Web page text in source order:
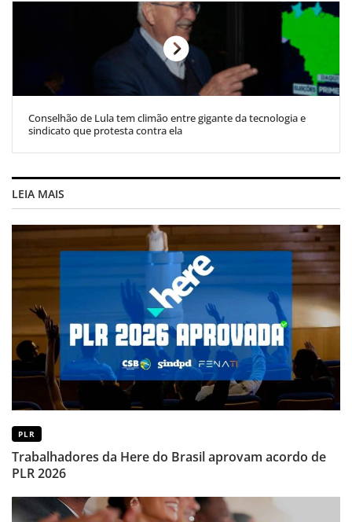
Conselhão de Lula tem climão entre gigante da tecnologia e
sindicato que protesta contra ela
LEIA MAIS
PLR
Trabalhadores da Here do Brasil aprovam acordo de
PLR 2026